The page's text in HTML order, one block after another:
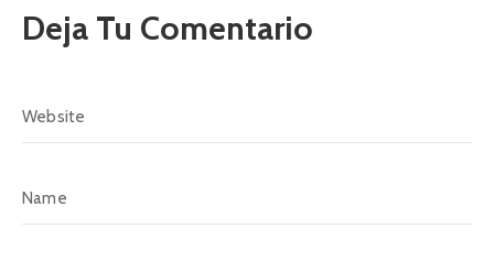
Deja Tu Comentario